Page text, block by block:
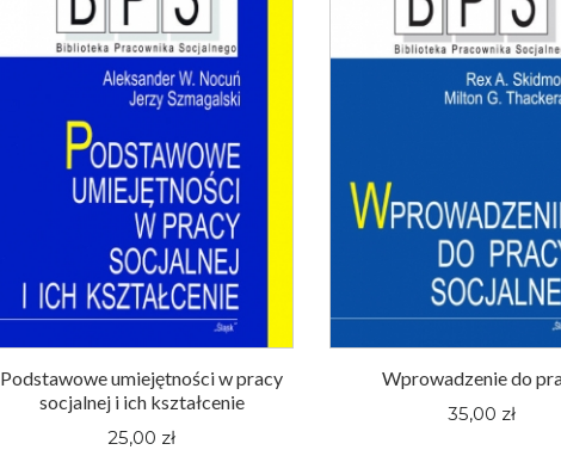
Podstawowe umiejętności w pracy
socjalnej i ich kształcenie
25,00 zł
Wprowadzenie do
35,00 zł